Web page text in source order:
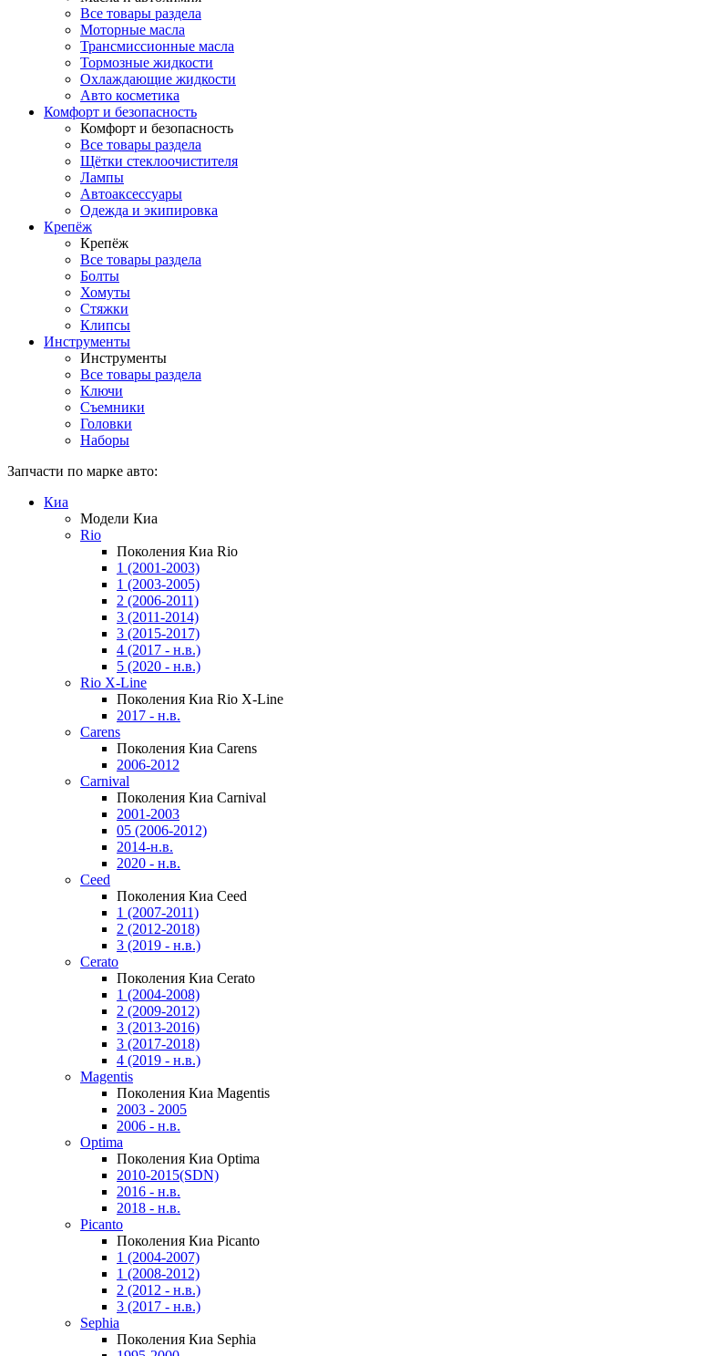
Все товары раздела
Моторные масла
Трансмиссионные масла
Тормозные жидкости
Охлаждающие жидкости
Авто косметика
Комфорт и безопасность
Комфорт и безопасность
Все товары раздела
Щётки стеклоочистителя
Лампы
Автоаксессуары
Одежда и экипировка
Крепёж
Крепёж
Все товары раздела
Болты
Хомуты
Стяжки
Клипсы
Инструменты
Инструменты
Все товары раздела
Ключи
Съемники
Головки
Наборы
Запчасти по марке авто:
Киа
Модели Киа
Rio
Поколения Киа Rio
1 (2001-2003)
1 (2003-2005)
2 (2006-2011)
3 (2011-2014)
3 (2015-2017)
4 (2017 - н.в.)
5 (2020 - н.в.)
Rio X-Line
Поколения Киа Rio X-Line
2017 - н.в.
Carens
Поколения Киа Carens
2006-2012
Carnival
Поколения Киа Carnival
2001-2003
05 (2006-2012)
2014-н.в.
2020 - н.в.
Ceed
Поколения Киа Ceed
1 (2007-2011)
2 (2012-2018)
3 (2019 - н.в.)
Cerato
Поколения Киа Cerato
1 (2004-2008)
2 (2009-2012)
3 (2013-2016)
3 (2017-2018)
4 (2019 - н.в.)
Magentis
Поколения Киа Magentis
2003 - 2005
2006 - н.в.
Optima
Поколения Киа Optima
2010-2015(SDN)
2016 - н.в.
2018 - н.в.
Picanto
Поколения Киа Picanto
1 (2004-2007)
1 (2008-2012)
2 (2012 - н.в.)
3 (2017 - н.в.)
Sephia
Поколения Киа Sephia